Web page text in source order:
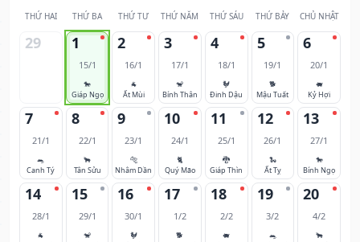
THỨ HAI THỨ BA THỨ TƯ THỨ NĂM THỨ SÁU THỨ BẢY CHỦ NHẬT
29 1
15/1
🐎
Giáp Ngọ
2
16/1
🐐
Ất Mùi
3
17/1
🐒
Bính Thân
4
18/1
🐓
Đinh Dậu
5
19/1
🐕
Mậu Tuất
6
20/1
🐖
Kỷ Hợi
7
21/1
🐀
Canh Tý
8
22/1
🐂
Tân Sửu
9
23/1
🐅
Nhâm Dần
10
24/1
🐈
Quý Mão
11
25/1
🐉
Giáp Thìn
12
26/1
🐍
Ất Tỵ
13
27/1
🐎
Bính Ngọ
14
28/1
🐐
15
29/1
🐒
16
30/1
🐓
17
1/2
🐕
18
2/2
🐖
19
3/2
🐀
20
4/2
🐂